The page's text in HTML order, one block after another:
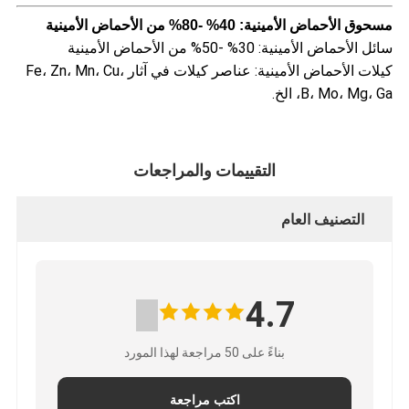
مسحوق الأحماض الأمينية: 40% -80% من الأحماض الأمينية
سائل الأحماض الأمينية: 30% -50% من الأحماض الأمينية
كيلات الأحماض الأمينية: عناصر كيلات في آثار Fe، Zn، Mn، Cu،
B، Mo، Mg، Ga، الخ.
التقييمات والمراجعات
التصنيف العام
4.7
بناءً على 50 مراجعة لهذا المورد
اكتب مراجعة